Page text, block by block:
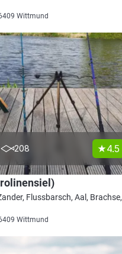
Wittmund
208 4.5
Flussbarsch, Aal, Brachse,
Wittmund